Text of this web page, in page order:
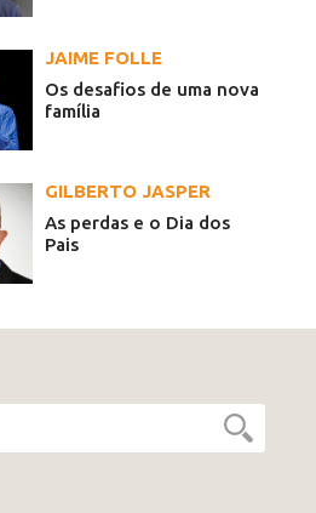
JAIME FOLLE
Os desafios de uma nova
família
GILBERTO JASPER
As perdas e o Dia dos
Pais